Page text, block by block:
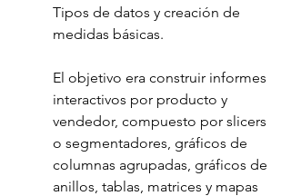
Tipos de datos y creación de
medidas básicas.
El objetivo era construir informes
interactivos por producto y
vendedor, compuesto por slicers
o segmentadores, gráficos de
columnas agrupadas, gráficos de
anillos, tablas, matrices y mapas